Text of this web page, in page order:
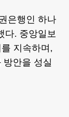
은행인 하나
다. 중앙일보
지속하며,
방안을 성실